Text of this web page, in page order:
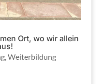
Ort, wo wir allein
,Weiterbildung